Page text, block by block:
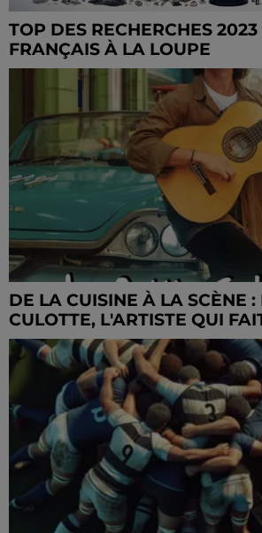
TOP DES RECHERCHES 2023
FRANÇAIS À LA LOUPE
DE LA CUISINE À LA SCÈNE :
CULOTTE, L'ARTISTE QUI